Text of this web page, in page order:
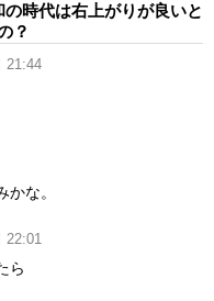
時代は右上がりが良いと
？
な。
ら